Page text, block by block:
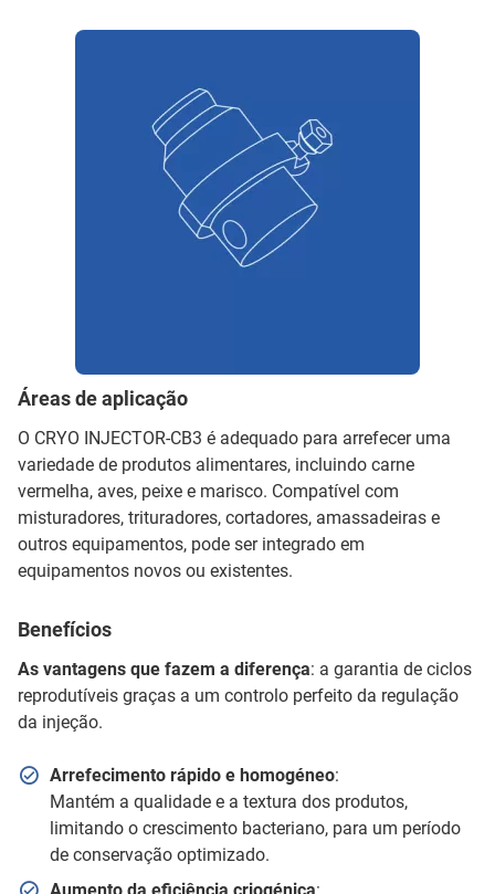
Áreas de aplicação
O CRYO INJECTOR-CB3 é adequado para arrefecer uma
variedade de produtos alimentares, incluindo carne
vermelha, aves, peixe e marisco. Compatível com
misturadores, trituradores, cortadores, amassadeiras e
outros equipamentos, pode ser integrado em
equipamentos novos ou existentes.
Benefícios
As vantagens que fazem a diferença: a garantia de ciclos
reprodutíveis graças a um controlo perfeito da regulação
da injeção.
Arrefecimento rápido e homogéneo:
Mantém a qualidade e a textura dos produtos,
limitando o crescimento bacteriano, para um período
de conservação optimizado.
Aumento da eficiência criogénica: